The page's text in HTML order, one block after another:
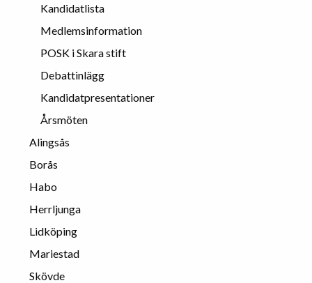
Kandidatlista
Medlemsinformation
POSK i Skara stift
Debattinlägg
Kandidatpresentationer
Årsmöten
Alingsås
Borås
Habo
Herrljunga
Lidköping
Mariestad
Skövde